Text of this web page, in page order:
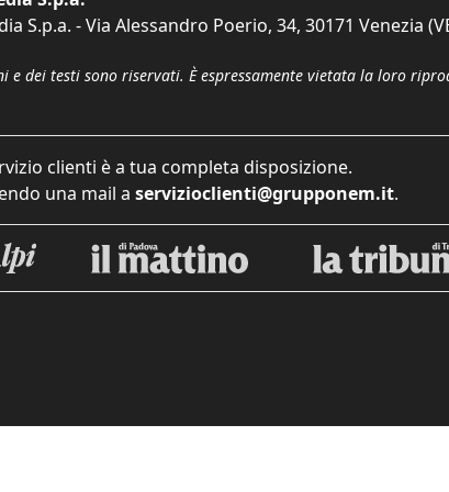
S.p.a. - Via Alessandro Poerio, 34, 30171 Venezia
dei testi sono riservati. È espressamente vietata la loro
clienti è a tua completa disposizione.
una mail a servizioclienti@grupponem.it.